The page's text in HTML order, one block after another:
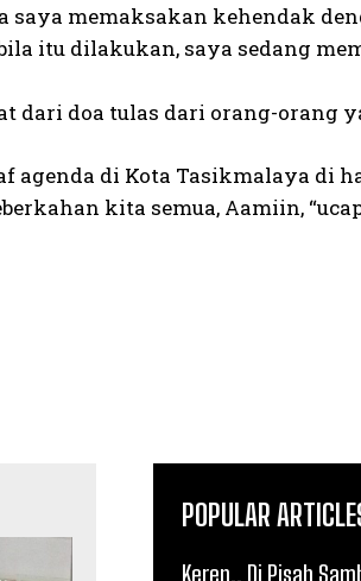
memaksakan kehendak
itu dilakukan, saya sedang
dari doa tulas dari orang-orang
agenda di Kota Tasikmalaya di
kita semua, Aamiin,
POPULAR
Keren.. Di Pisah